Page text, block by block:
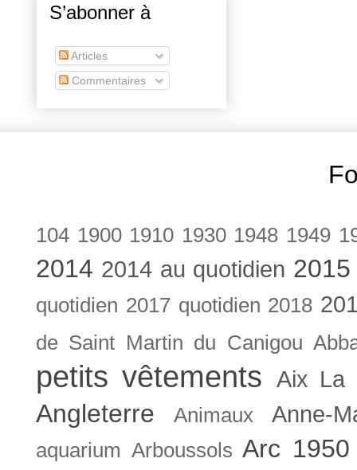
S’abonner à
Articles
Commentaires
104 1900 1910 1930 1948 1949
2014 2014 au quotidien
quotidien 2017 quotidien 2018
de Saint Martin du Canigou
petits vêtements Aix La
Angleterre Animaux Anne-
aquarium Arboussols Arc 1950